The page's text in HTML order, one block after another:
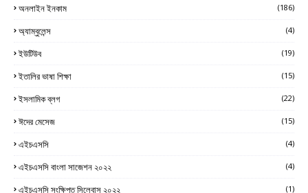
অনলাইন ইনকাম (186)
অ্যাম্বুলেন্স (4)
ইউটিউব (19)
ইতালির ভাষা শিক্ষা (15)
ইসলামিক ব্লগ (22)
ঈদের মেসেজ (15)
এইচএসসি (4)
এইচএসসি বাংলা সাজেশন ২০২২ (4)
এইচএসসি সংক্ষিপ্ত সিলেবাস ২০২২ (1)